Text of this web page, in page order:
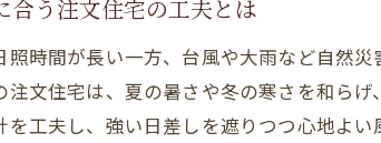
宮
安
注
合う注文住宅の工夫とは
照時間が長い一方、台風や大雨など自然
注文住宅は、夏の暑さや冬の寒さを和ら
を工夫し、強い日差しを遮りつつ心地よ